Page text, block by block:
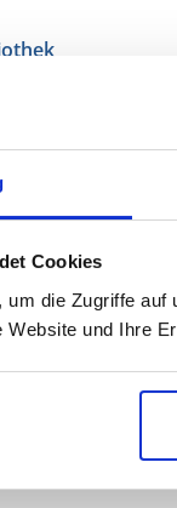
Cookies
um die Zugriffe
Website und Ihre
ausleihen
Damit
(Titel, Autor, …)
aber
“Blick ins
kann man
oder Teile des